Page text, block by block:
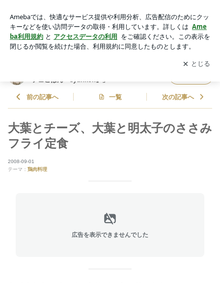
フィシャルブログ「含み笑いのカフェごはん『syunkon』」Po
wered by Ameba
アプリをダウンロードして ブログの更新通知
を受け取りまし
ょう。
開く
フェごはん『syunkon』」
前の記事へ 一覧 次の記事へ
大葉とチーズ、大葉と明太子のささみ
フライ定食
2008-09-01
テーマ： 鶏肉料理
広告を表示できませんでした